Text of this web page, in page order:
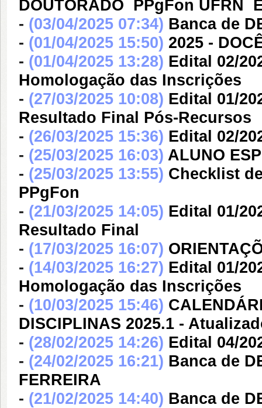
DOUTORADO  PPgFon UFRN 
- (03/04/2025 07:34) Banca de
- (01/04/2025 15:50) 2025 -
- (01/04/2025 13:28) Edital 02/
Homologação das Inscrições
- (27/03/2025 10:08) Edital 01/
Resultado Final Pós-Recursos
- (26/03/2025 15:36) Edital 02/
- (25/03/2025 16:03) ALUNO
- (25/03/2025 13:55) Checklist
PPgFon
- (21/03/2025 14:05) Edital 01/
Resultado Final
- (17/03/2025 16:07)
- (14/03/2025 16:27) Edital 01/
Homologação das Inscrições
- (10/03/2025 15:46)
DISCIPLINAS 2025.1 -
- (28/02/2025 14:26) Edital 04/
- (24/02/2025 16:21) Banca de
FERREIRA
- (21/02/2025 14:40) Banca de